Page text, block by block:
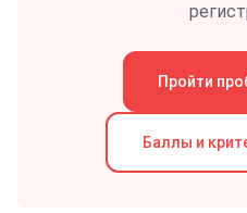
Пройти
Баллы и